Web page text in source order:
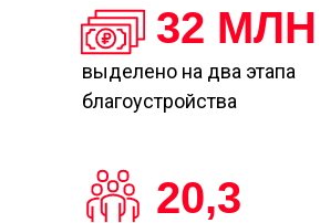
32 МЛН
выделено на два этапа
благоустройства
20,3